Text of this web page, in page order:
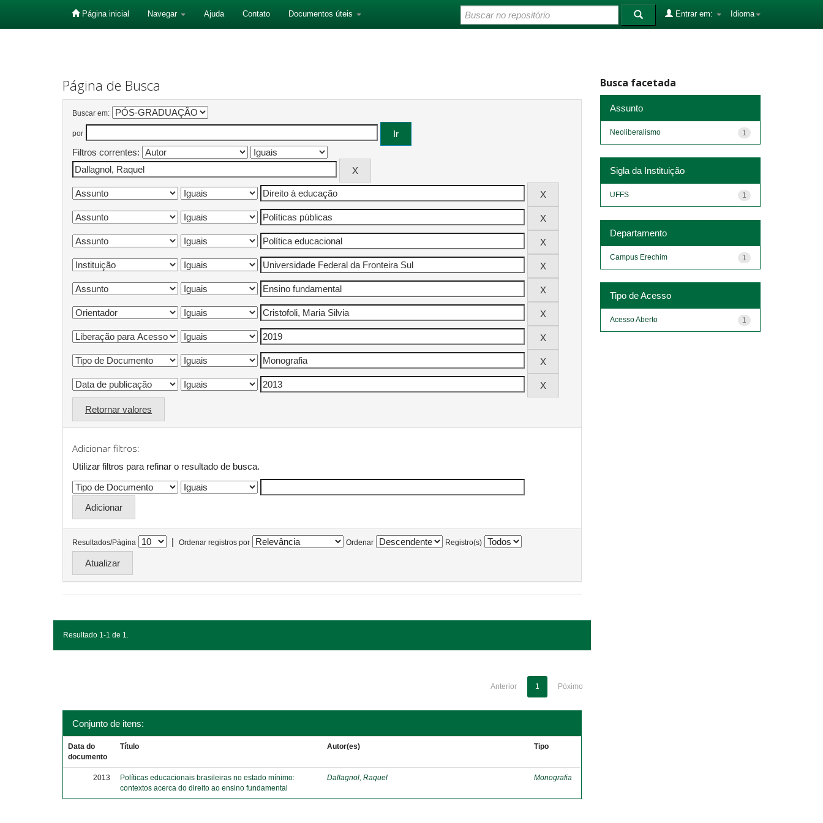
Página inicial Navegar Ajuda Contato Documentos úteis Idioma
Entrar em:
Página de Busca
Buscar em:
por
Filtros correntes:
Retornar valores
Adicionar filtros:
Utilizar filtros para refinar o resultado de busca.
Resultados/Página | Ordenar registros por Ordenar Registro(s)
Resultado 1-1 de 1.
Anterior 1 Póximo
Conjunto de itens:
Data do
documento
Título Autor(es) Tipo
2013
Políticas educacionais brasileiras no estado mínimo:
contextos acerca do direito ao ensino fundamental
Dallagnol, Raquel Monografia
Busca facetada
Assunto
1
Neoliberalismo
Sigla da Instituição
1
UFFS
Departamento
1
Campus Erechim
Tipo de Acesso
1
Acesso Aberto